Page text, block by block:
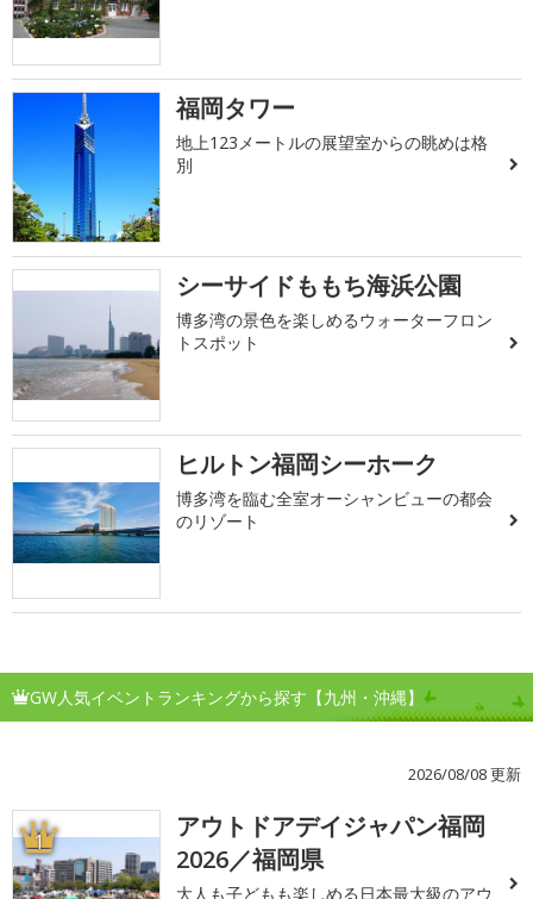
福岡タワー
地上123メートルの展望室からの眺めは格
別
シーサイドももち海浜公園
博多湾の景色を楽しめるウォーターフロン
トスポット
ヒルトン福岡シーホーク
博多湾を臨む全室オーシャンビューの都会
のリゾート
GW人気イベントランキングから探す【九州・沖縄】
2026/08/08 更新
1
アウトドアデイジャパン福岡
2026／福岡県
大人も子どもも楽しめる日本最大級のアウ